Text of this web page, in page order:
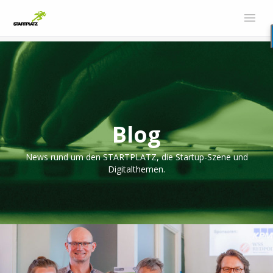
Blog
News rund um den STARTPLATZ, die Startup-Szene und
Digitalthemen.